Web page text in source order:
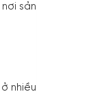
sản
nhiều